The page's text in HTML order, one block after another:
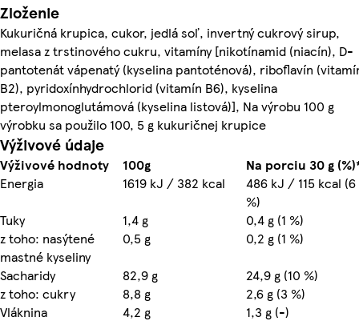
Zloženie
Kukuričná krupica, cukor, jedlá soľ, invertný cukrový sirup,
melasa z trstinového cukru, vitamíny [nikotínamid (niacín), D-
pantotenát vápenatý (kyselina pantoténová), riboflavín
B2), pyridoxínhydrochlorid (vitamín B6), kyselina
pteroylmonoglutámová (kyselina listová)], Na výrobu 100 g
výrobku sa použilo 100, 5 g kukuričnej krupice
Výživové údaje
Výživové hodnoty 100g
Na porciu 30 g
Energia
1619 kJ / 382 kcal
486 kJ / 115 kcal (6
%)
Tuky
1,4 g
0,4 g (1 %)
z toho: nasýtené
mastné kyseliny
0,5 g
0,2 g (1 %)
Sacharidy
82,9 g
24,9 g (10 %)
z toho: cukry
8,8 g
2,6 g (3 %)
Vláknina
4,2 g
1,3 g (-)